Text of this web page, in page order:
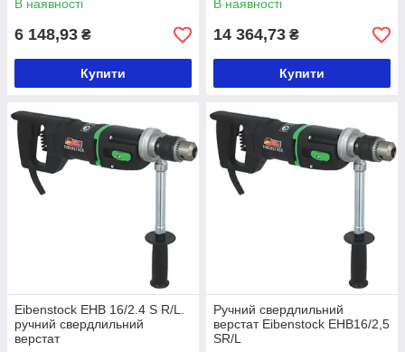
В наявності
6 148,93 ₴
Купити
В наявності
14 364,73 ₴
Купити
Eibenstock EHB 16/2.4 S R/L.
ручний свердлильний
верстат
Ручний свердлильний
верстат Eibenstock EHB16/2,5
SR/L